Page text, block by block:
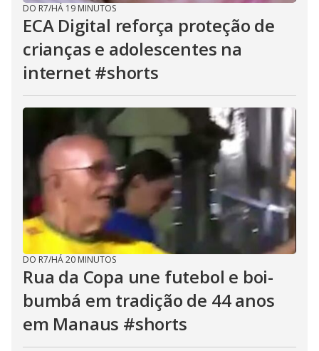
DO R7/HÁ 19 MINUTOS
ECA Digital reforça proteção de
crianças e adolescentes na
internet #shorts
DO R7/HÁ 20 MINUTOS
Rua da Copa une futebol e boi-
bumbá em tradição de 44 anos
em Manaus #shorts